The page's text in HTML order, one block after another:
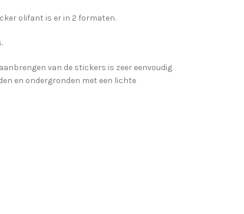
olifant is er in 2 formaten.
van de stickers is zeer eenvoudig
en ondergronden met een lichte